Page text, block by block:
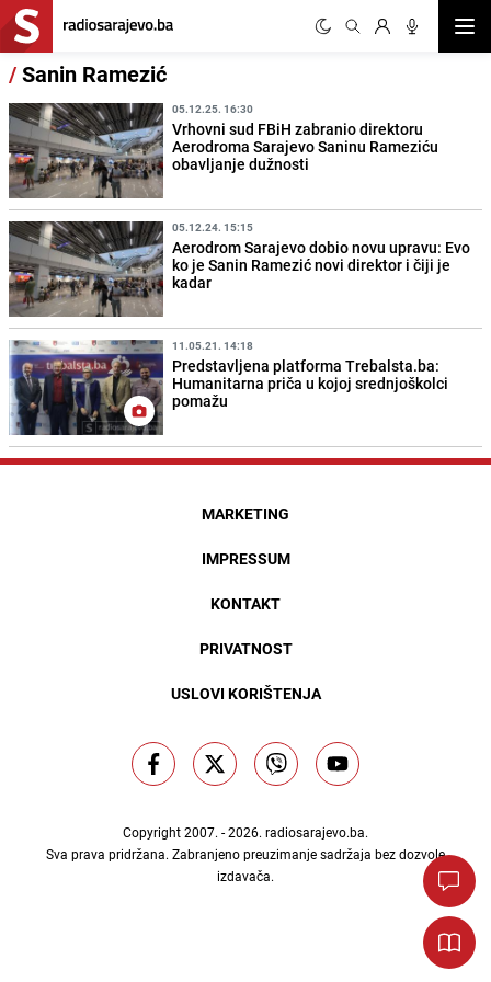
/Sanin Ramezić
05.12.25. 16:30
Vrhovni sud FBiH zabranio direktoru
Aerodroma Sarajevo Saninu Rameziću
obavljanje dužnosti
05.12.24. 15:15
Aerodrom Sarajevo dobio novu upravu: Evo
ko je Sanin Ramezić novi direktor i čiji je
kadar
11.05.21. 14:18
Predstavljena platforma Trebalsta.ba:
Humanitarna priča u kojoj srednjoškolci
pomažu
MARKETING
IMPRESSUM
KONTAKT
PRIVATNOST
USLOVI KORIŠTENJA
Copyright 2007. - 2026. radiosarajevo.ba.
Sva prava pridržana. Zabranjeno preuzimanje sadržaja bez dozvole
izdavača.